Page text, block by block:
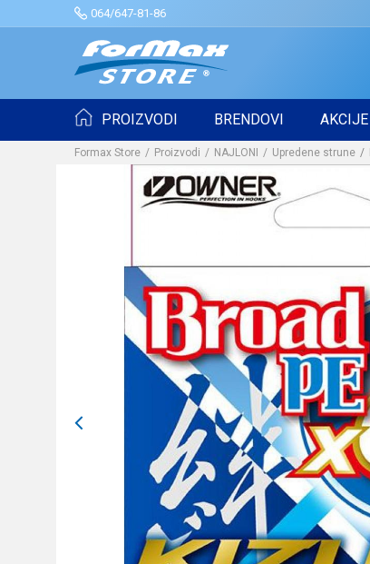
064/647-81-86
PROIZVODI BRENDOVI AKCIJE
Formax Store Proizvodi NAJLONI Upredene strune